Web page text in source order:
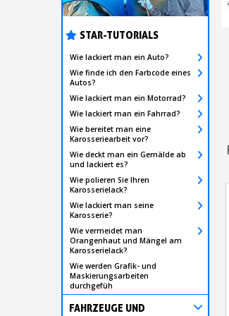
STAR-TUTORIALS
Wie lackiert man ein Auto?
Wie finde ich den Farbcode eines
Autos?
Wie lackiert man ein Motorrad?
Wie lackiert man ein Fahrrad?
Wie bereitet man eine
Karosseriearbeit vor?
Wie deckt man ein Gemälde ab
und lackiert es?
Wie polieren Sie Ihren
Karosserielack?
Wie lackiert man seine
Karosserie?
Wie vermeidet man
Orangenhaut und Mängel am
Karosserielack?
Wie werden Grafik- und
Maskierungsarbeiten
durchgefüh
FAHRZEUGE UND